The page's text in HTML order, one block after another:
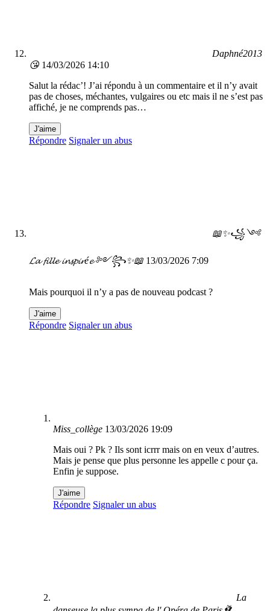
Daphné2013
😘 14/03/2026 14:10
Salut la rédac’! J’ai répondu à un commentaire et il n’y avait
pas de choses, méchantes, vulgaires ou etc mais il ne s’est pas
affiché, je ne comprends pas…
J'aime
Répondre Signaler un abus
📖✨꧁༺
𝓛𝓪 𝓯𝓲𝓵𝓵𝓮 𝓲𝓷𝓼𝓹𝓲𝓻é𝓮 ༻꧂✨📖 13/03/2026 7:09
Mais pourquoi il n’y a pas de nouveau podcast ?
J'aime
Répondre Signaler un abus
Miss_collège 13/03/2026 19:09
Mais oui ? Pk ? Ils sont icrrr mais on en veux d’autres.
Mais je pense que plus personne les appelle c pour ça.
Enfin je suppose.
J'aime
Répondre Signaler un abus
La